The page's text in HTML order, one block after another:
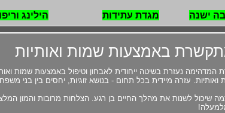
ישנה מגדת עתידות הילינג
באמצעות שמות ואותיות
נעזרת בשיטה ייחודית לאבחון וטיפול באמצעות שמות
שיכול לשנות את מהלך החיים בן רגע. הצלחות מרובות והמון